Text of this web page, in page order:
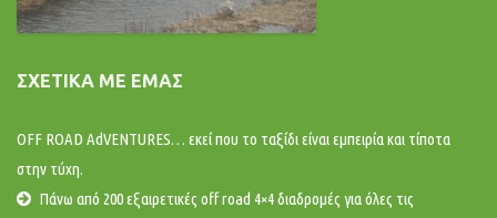
ΣΧΕΤΙΚΆ ΜΕ ΕΜΆΣ
OFF ROAD AdVENTURES… εκεί που το ταξίδι είναι εμπειρία και τίποτα
στην τύχη.
Πάνω από 200 εξαιρετικές off road 4×4 διαδρομές για όλες τις